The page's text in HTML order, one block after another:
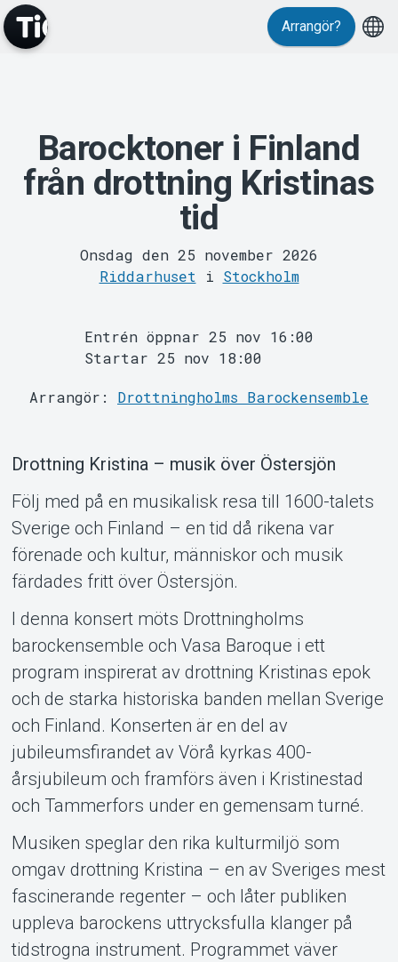
Evenemang
MyTickster
Support
Om Tickster
Arrangör?
Barocktoner i Finland
från drottning Kristinas
tid
Onsdag den 25 november 2026
Riddarhuset i Stockholm
Entrén öppnar 25 nov 16:00
Startar 25 nov 18:00
Arrangör: Drottningholms Barockensemble
Drottning Kristina – musik över Östersjön
Följ med på en musikalisk resa till 1600-talets
Sverige och Finland – en tid då rikena var
förenade och kultur, människor och musik
färdades fritt över Östersjön.
I denna konsert möts Drottningholms
barockensemble och Vasa Baroque i ett
program inspirerat av drottning Kristinas epok
och de starka historiska banden mellan Sverige
och Finland. Konserten är en del av
jubileumsfirandet av Vörå kyrkas 400-
årsjubileum och framförs även i Kristinestad
och Tammerfors under en gemensam turné.
Musiken speglar den rika kulturmiljö som
omgav drottning Kristina – en av Sveriges mest
fascinerande regenter – och låter publiken
uppleva barockens uttrycksfulla klanger på
tidstrogna instrument. Programmet väver